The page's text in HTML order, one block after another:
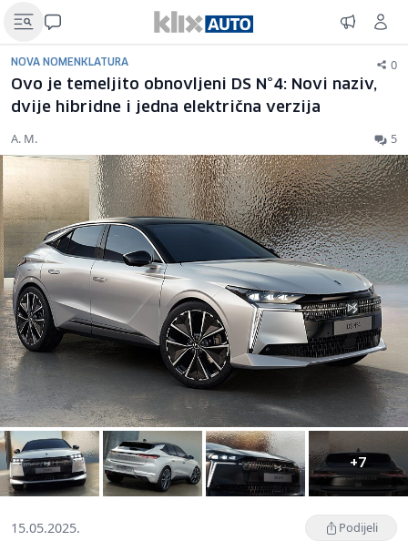
NOVA NOMENKLATURA 0
Ovo je temeljito obnovljeni DS N°4: Novi naziv,
dvije hibridne i jedna električna verzija
A. M. 5
+7
15.05.2025. Podijeli